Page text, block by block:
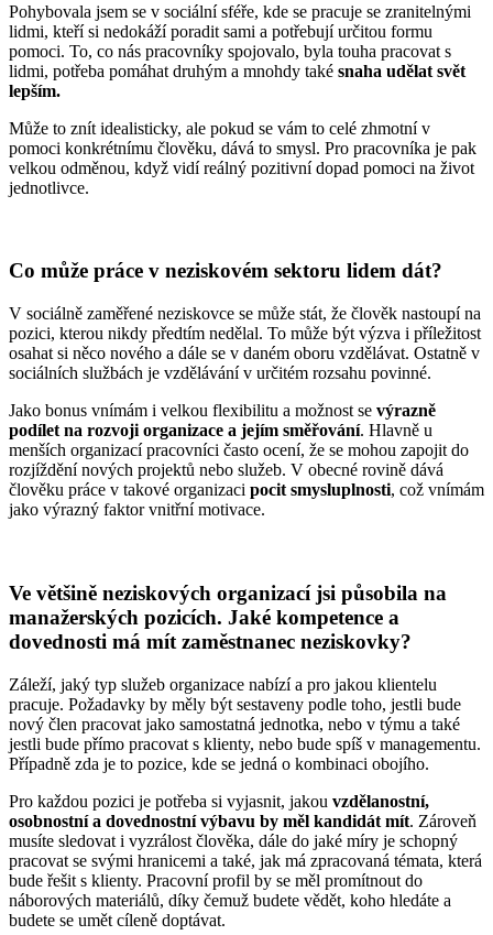
Pohybovala jsem se v sociální sféře, kde se pracuje se zranitelnými
lidmi, kteří si nedokáží poradit sami a potřebují určitou formu
pomoci. To, co nás pracovníky spojovalo, byla touha pracovat s
lidmi, potřeba pomáhat druhým a mnohdy také snaha udělat svět
lepším.
Může to znít idealisticky, ale pokud se vám to celé zhmotní v
pomoci konkrétnímu člověku, dává to smysl. Pro pracovníka je pak
velkou odměnou, když vidí reálný pozitivní dopad pomoci na život
jednotlivce.
Co může práce v neziskovém sektoru lidem dát?
V sociálně zaměřené neziskovce se může stát, že člověk nastoupí na
pozici, kterou nikdy předtím nedělal. To může být výzva i příležitost
osahat si něco nového a dále se v daném oboru vzdělávat. Ostatně v
sociálních službách je vzdělávání v určitém rozsahu povinné.
Jako bonus vnímám i velkou flexibilitu a možnost se výrazně
podílet na rozvoji organizace a jejím směřování. Hlavně u
menších organizací pracovníci často ocení, že se mohou zapojit do
rozjíždění nových projektů nebo služeb. V obecné rovině dává
člověku práce v takové organizaci pocit smysluplnosti, což vnímám
jako výrazný faktor vnitřní motivace.
Ve většině neziskových organizací jsi působila na
manažerských pozicích. Jaké kompetence a
dovednosti má mít zaměstnanec neziskovky?
Záleží, jaký typ služeb organizace nabízí a pro jakou klientelu
pracuje. Požadavky by měly být sestaveny podle toho, jestli bude
nový člen pracovat jako samostatná jednotka, nebo v týmu a také
jestli bude přímo pracovat s klienty, nebo bude spíš v managementu.
Případně zda je to pozice, kde se jedná o kombinaci obojího.
Pro každou pozici je potřeba si vyjasnit, jakou vzdělanostní,
osobnostní a dovednostní výbavu by měl kandidát mít. Zároveň
musíte sledovat i vyzrálost člověka, dále do jaké míry je schopný
pracovat se svými hranicemi a také, jak má zpracovaná témata, která
bude řešit s klienty. Pracovní profil by se měl promítnout do
náborových materiálů, díky čemuž budete vědět, koho hledáte a
budete se umět cíleně doptávat.